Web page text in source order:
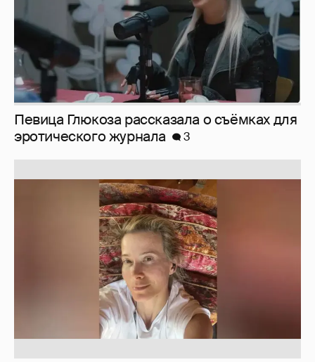
Певица Глюкоза рассказала о съёмках для
эротического журнала
3